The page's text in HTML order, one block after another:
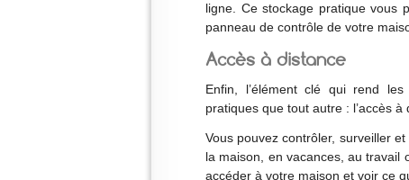
ligne. Ce stockage pratique vous
panneau de contrôle de votre
Accès à distance
Enfin, l’élément clé qui rend
pratiques que tout autre : l’accès à
Vous pouvez contrôler, surveiller
la maison, en vacances, au travail
accéder à votre maison et voir ce